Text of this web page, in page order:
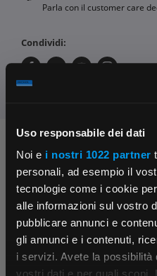
Uso responsabile dei dati
Noi e i nostri 1022 partner
personali, ad esempio il
tecnologie come i cookie
alle informazioni sul vostro
pubblicare annunci e
gli annunci e i contenuti,
i servizi. Avete la
Parla con il customer care
Condividi:
Chiedi ai nostri
Contattaci